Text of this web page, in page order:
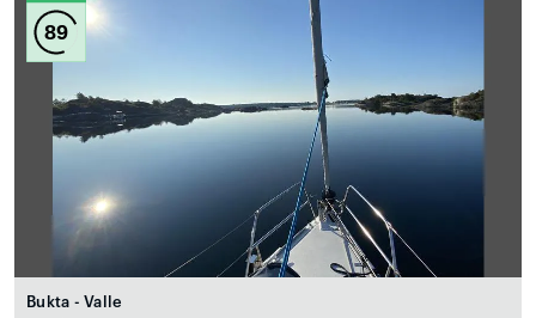
89
Bukta - Valle